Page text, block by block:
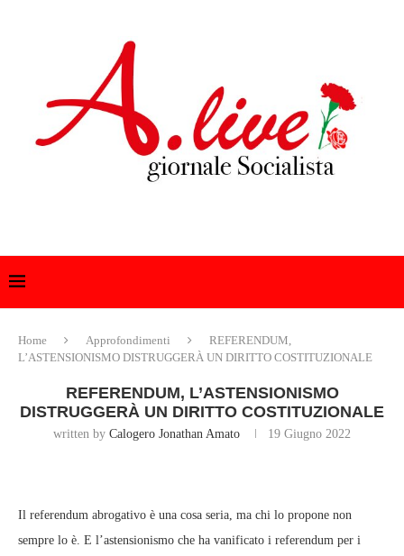
Home Approfondimenti
REFERENDUM,
L’ASTENSIONISMO DISTRUGGERÀ UN DIRITTO COSTITUZIONALE
REFERENDUM, L’ASTENSIONISMO
DISTRUGGERÀ UN DIRITTO COSTITUZIONALE
written by Calogero Jonathan Amato 19 Giugno 2022
Il referendum abrogativo è una cosa seria, ma chi lo propone non
sempre lo è. E l’astensionismo che ha vanificato i referendum per i